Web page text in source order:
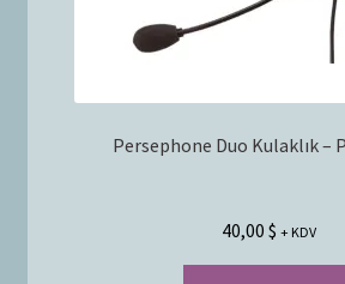
Persephone Duo Kulaklık –
40,00 $ + KDV